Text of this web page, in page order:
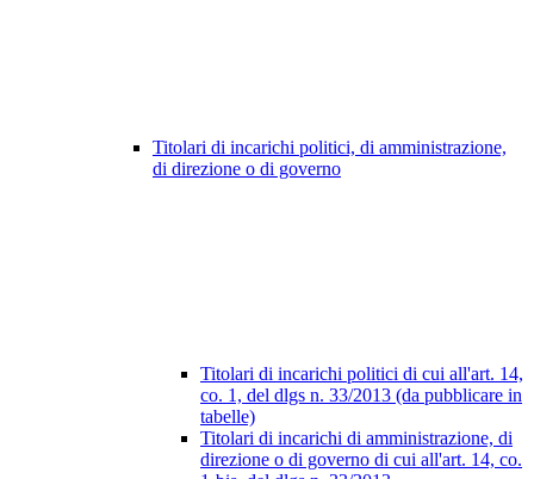
Titolari di incarichi politici, di amministrazione,
di direzione o di governo
Titolari di incarichi politici di cui all'art. 14,
co. 1, del dlgs n. 33/2013 (da pubblicare in
tabelle)
Titolari di incarichi di amministrazione, di
direzione o di governo di cui all'art. 14, co.